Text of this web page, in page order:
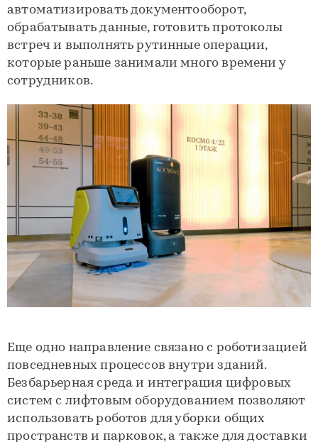
автоматизировать документооборот,
обрабатывать данные, готовить протоколы
встреч и выполнять рутинные операции,
которые раньше занимали много времени у
сотрудников.
Еще одно направление связано с роботизацией
повседневных процессов внутри зданий.
Безбарьерная среда и интеграция цифровых
систем с лифтовым оборудованием позволяют
использовать роботов для уборки общих
пространств и парковок, а также для доставки